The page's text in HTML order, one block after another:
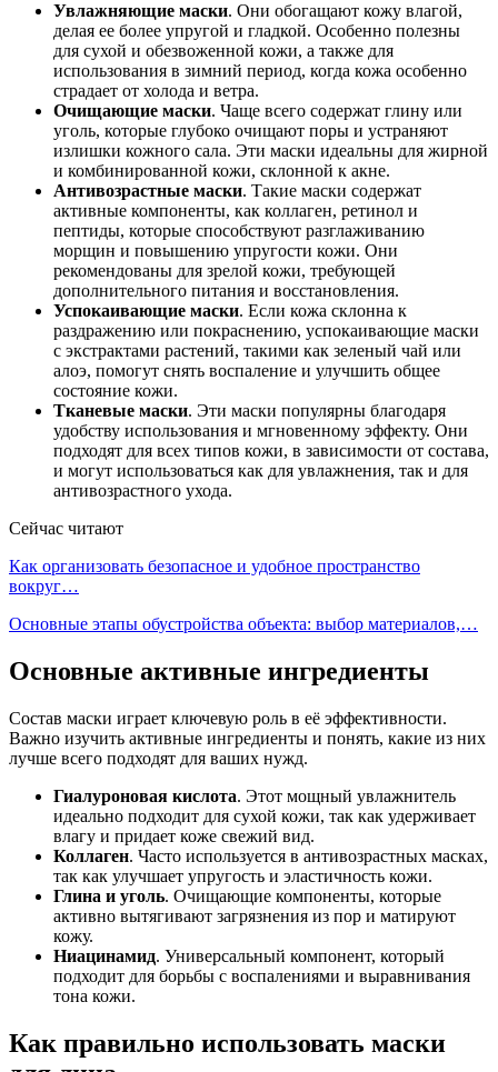
Увлажняющие маски. Они обогащают кожу влагой,
делая ее более упругой и гладкой. Особенно полезны
для сухой и обезвоженной кожи, а также для
использования в зимний период, когда кожа особенно
страдает от холода и ветра.
Очищающие маски. Чаще всего содержат глину или
уголь, которые глубоко очищают поры и устраняют
излишки кожного сала. Эти маски идеальны для жирной
и комбинированной кожи, склонной к акне.
Антивозрастные маски. Такие маски содержат
активные компоненты, как коллаген, ретинол и
пептиды, которые способствуют разглаживанию
морщин и повышению упругости кожи. Они
рекомендованы для зрелой кожи, требующей
дополнительного питания и восстановления.
Успокаивающие маски. Если кожа склонна к
раздражению или покраснению, успокаивающие маски
с экстрактами растений, такими как зеленый чай или
алоэ, помогут снять воспаление и улучшить общее
состояние кожи.
Тканевые маски. Эти маски популярны благодаря
удобству использования и мгновенному эффекту. Они
подходят для всех типов кожи, в зависимости от состава,
и могут использоваться как для увлажнения, так и для
антивозрастного ухода.
Сейчас читают
Как организовать безопасное и удобное пространство
вокруг…
Основные этапы обустройства объекта: выбор материалов,…
Основные активные ингредиенты
Состав маски играет ключевую роль в её эффективности.
Важно изучить активные ингредиенты и понять, какие из них
лучше всего подходят для ваших нужд.
Гиалуроновая кислота. Этот мощный увлажнитель
идеально подходит для сухой кожи, так как удерживает
влагу и придает коже свежий вид.
Коллаген. Часто используется в антивозрастных масках,
так как улучшает упругость и эластичность кожи.
Глина и уголь. Очищающие компоненты, которые
активно вытягивают загрязнения из пор и матируют
кожу.
Ниацинамид. Универсальный компонент, который
подходит для борьбы с воспалениями и выравнивания
тона кожи.
Как правильно использовать маски